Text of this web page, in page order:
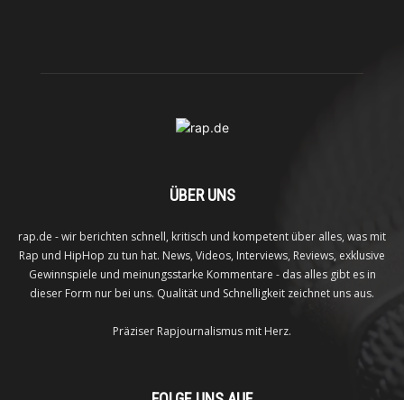
ÜBER UNS
rap.de - wir berichten schnell, kritisch und kompetent über alles, was mit
Rap und HipHop zu tun hat. News, Videos, Interviews, Reviews, exklusive
Gewinnspiele und meinungsstarke Kommentare - das alles gibt es in
dieser Form nur bei uns. Qualität und Schnelligkeit zeichnet uns aus.
Präziser Rapjournalismus mit Herz.